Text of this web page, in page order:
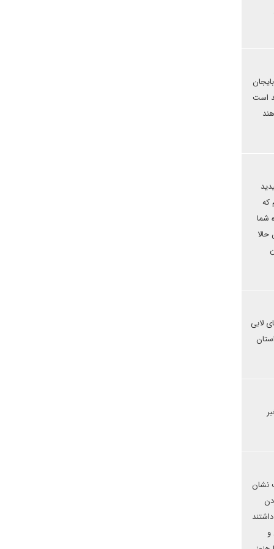
است
که
شما
لابی
نشان
و